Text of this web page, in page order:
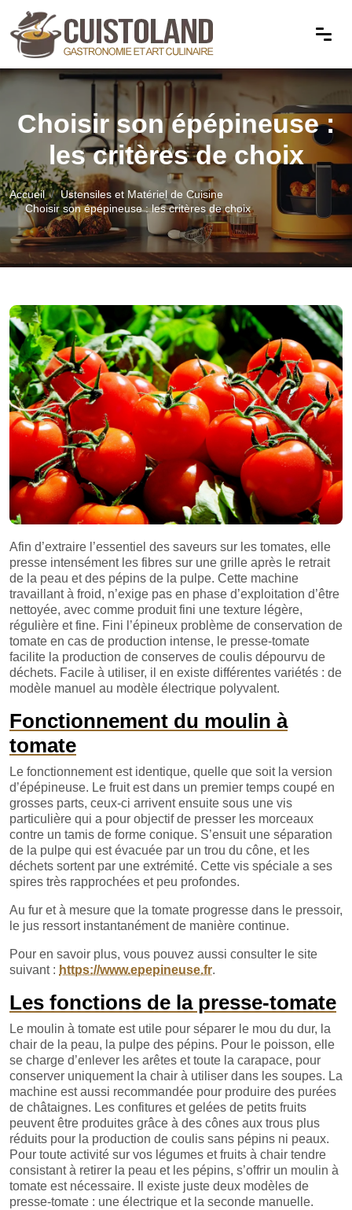
Choisir son épépineuse :
les critères de choix
Accueil
Ustensiles et Matériel de Cuisine
Choisir son épépineuse : les critères de choix
Afin d’extraire l’essentiel des saveurs sur les tomates, elle
presse intensément les fibres sur une grille après le retrait
de la peau et des pépins de la pulpe. Cette machine
travaillant à froid, n’exige pas en phase d’exploitation d’être
nettoyée, avec comme produit fini une texture légère,
régulière et fine. Fini l’épineux problème de conservation de
tomate en cas de production intense, le presse-tomate
facilite la production de conserves de coulis dépourvu de
déchets. Facile à utiliser, il en existe différentes variétés : de
modèle manuel au modèle électrique polyvalent.
Fonctionnement du moulin à
tomate
Le fonctionnement est identique, quelle que soit la version
d’épépineuse. Le fruit est dans un premier temps coupé en
grosses parts, ceux-ci arrivent ensuite sous une vis
particulière qui a pour objectif de presser les morceaux
contre un tamis de forme conique. S’ensuit une séparation
de la pulpe qui est évacuée par un trou du cône, et les
déchets sortent par une extrémité. Cette vis spéciale a ses
spires très rapprochées et peu profondes.
Au fur et à mesure que la tomate progresse dans le pressoir,
le jus ressort instantanément de manière continue.
Pour en savoir plus, vous pouvez aussi consulter le site
suivant : https://www.epepineuse.fr.
Les fonctions de la presse-tomate
Le moulin à tomate est utile pour séparer le mou du dur, la
chair de la peau, la pulpe des pépins. Pour le poisson, elle
se charge d’enlever les arêtes et toute la carapace, pour
conserver uniquement la chair à utiliser dans les soupes. La
machine est aussi recommandée pour produire des purées
de châtaignes. Les confitures et gelées de petits fruits
peuvent être produites grâce à des cônes aux trous plus
réduits pour la production de coulis sans pépins ni peaux.
Pour toute activité sur vos légumes et fruits à chair tendre
consistant à retirer la peau et les pépins, s’offrir un moulin à
tomate est nécessaire. Il existe juste deux modèles de
presse-tomate : une électrique et la seconde manuelle.